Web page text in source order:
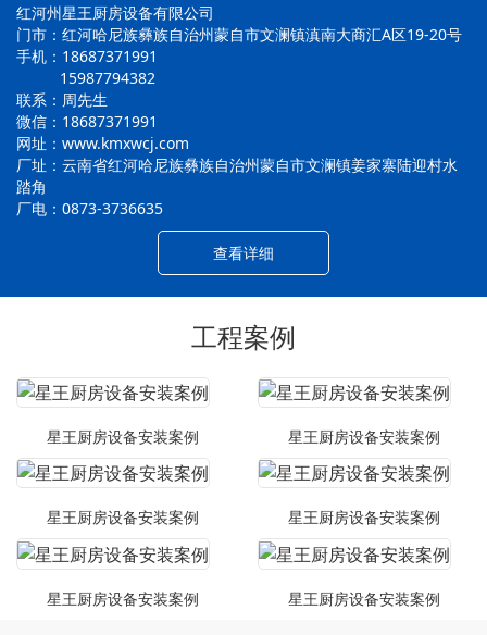
红河州星王厨房设备有限公司
门市：红河哈尼族彝族自治州蒙自市文澜镇滇南大商汇A区19-20号
手机：18687371991
15987794382
联系：周先生
微信：18687371991
网址：www.kmxwcj.com
厂址：云南省红河哈尼族彝族自治州蒙自市文澜镇姜家寨陆迎村水
踏角
厂电：0873-3736635
查看详细
工程案例
星王厨房设备安装案例 星王厨房设备安装案例
星王厨房设备安装案例 星王厨房设备安装案例
星王厨房设备安装案例 星王厨房设备安装案例